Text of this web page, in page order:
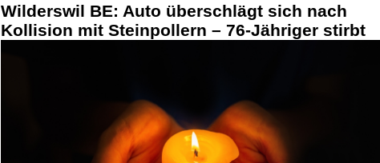
Wilderswil BE: Auto überschlägt sich nach
Kollision mit Steinpollern – 76-Jähriger stirbt